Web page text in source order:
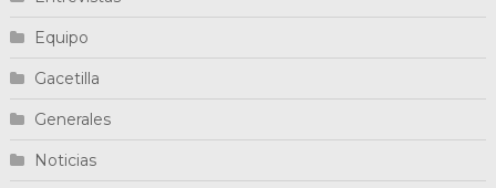
Equipo
Gacetilla
Generales
Noticias